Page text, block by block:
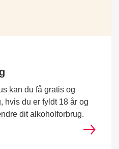
kan du få gratis og
hvis du er fyldt 18 år og
dit alkoholforbrug.